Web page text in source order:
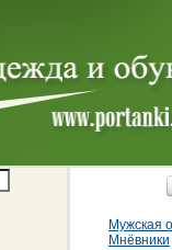
Мужская
Мнёвники